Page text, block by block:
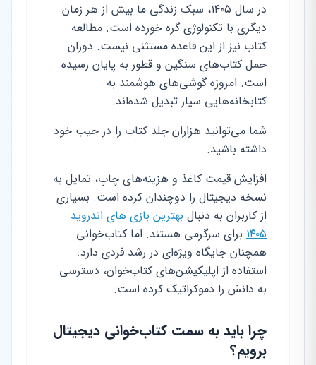
در سال ۱۴۰۵، سبک زندگی ما بیش از هر زمان
دیگری با تکنولوژی گره خورده است. مطالعه
کتاب نیز از این قاعده مستثنی نیست. دوران
حمل کتاب‌های سنگین و قطور به پایان رسیده
است. امروزه گوشی‌های هوشمند به
کتابخانه‌هایی سیار تبدیل شده‌اند.
شما می‌توانید هزاران جلد کتاب را در جیب خود
داشته باشید.
افزایش قیمت کاغذ و هزینه‌های چاپ، تمایل به
نسخه دیجیتال را دوچندان کرده است. بسیاری
از کاربران به دنبال بهترین بازی های اندروید
۱۴۰۵ برای سرگرمی هستند. اما کتاب‌خوانی
همچنان جایگاه ویژه‌ای در رشد فردی دارد.
استفاده از اپلیکیشن‌های کتاب‌خوان، دسترسی
به دانش را دموکراتیک کرده است.
چرا باید به سمت کتاب‌خوانی دیجیتال
برویم؟